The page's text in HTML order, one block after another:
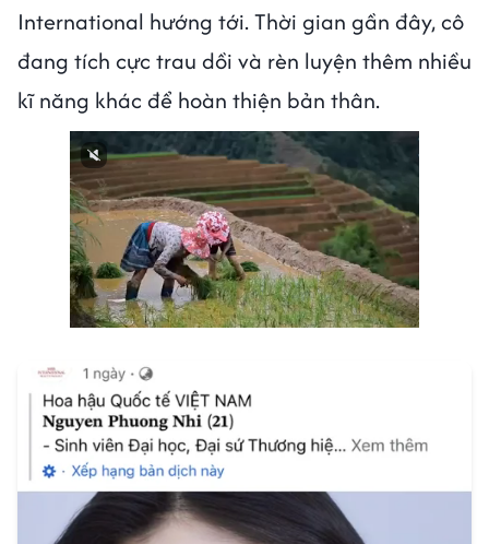
International hướng tới. Thời gian gần đây, cô
đang tích cực trau dồi và rèn luyện thêm nhiều
kĩ năng khác để hoàn thiện bản thân.